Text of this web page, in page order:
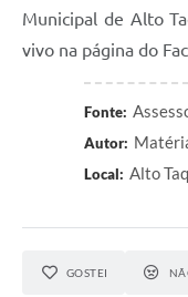
Municipal de Alto
vivo na página do
Fonte:
Autor:
Local: Alto
GOSTEI